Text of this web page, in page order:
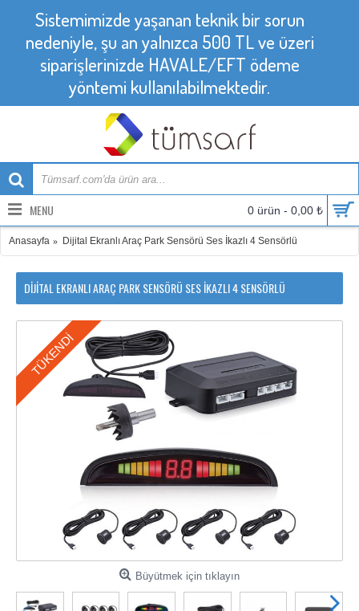
Sistemimizde yaşanan teknik bir sorun
nedeniyle, şu an yalnızca 500 TL ve üzeri
siparişlerinizde HAVALE/EFT ödeme
yöntemi kullanılabilmektedir.
0 ürün - 0,00 ₺
MENU
Anasayfa Dijital Ekranlı Araç Park Sensörü Ses İkazlı 4 Sensörlü
DIJITAL EKRANLI ARAÇ PARK SENSÖRÜ SES İKAZLI 4 SENSÖRLÜ
TÜKENDI
Büyütmek için tıklayın